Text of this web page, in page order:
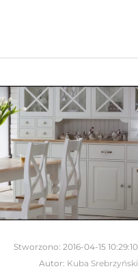
Stworzono: 2016-04-15 10:29:10
Autor: Kuba Srebrzyński